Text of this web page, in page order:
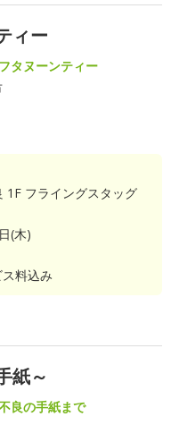
ィー
タヌーンティー
1F フライングスタッグ
(木)
料込み
紙～
良の手紙まで